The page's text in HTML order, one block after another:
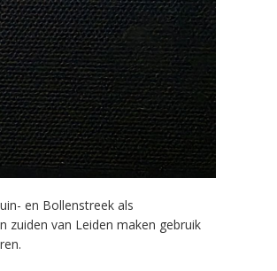
en Bollenstreek als
zuiden van Leiden maken gebruik